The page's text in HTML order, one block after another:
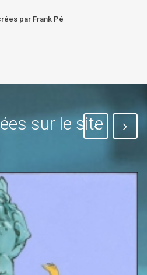
par Frank Pé
sur le site